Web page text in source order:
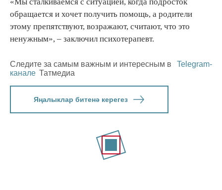
обращается и хочет получить помощь, а родители
этому препятствуют, возражают, считают, что это
ненужным», – заключил психотерапевт.
Следите за самым важным и интересным в
Telegram-
канале Татмедиа
Яңалыклар битенә керегез